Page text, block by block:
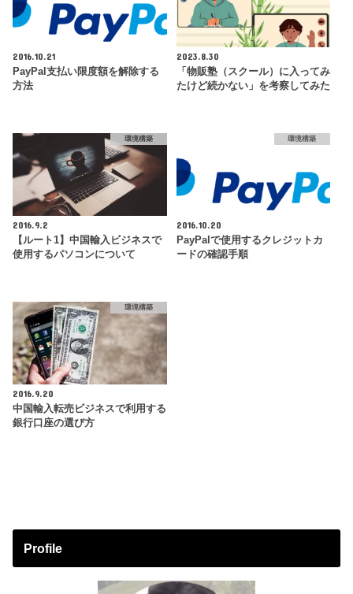
2016.10.21
PayPal支払い限度額を解除する
方法
2023.8.30
「物販塾（スクール）に入ってみ
たけど続かない」を考察してみた
環境構築
2016.9.2
【ルート1】中国輸入ビジネスで
使用するパソコンについて
環境構築
2016.10.20
PayPalで使用するクレジットカ
ードの確認手順
環境構築
2016.9.20
中国輸入転売ビジネスで利用する
銀行口座の選び方
Profile